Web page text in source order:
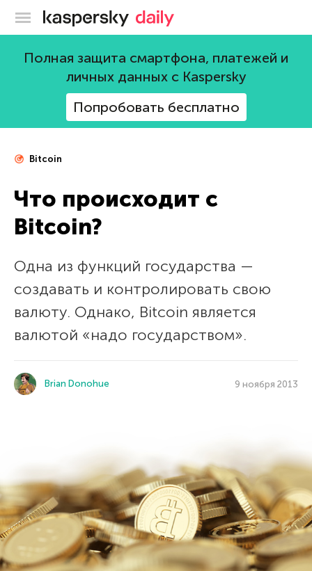
Блог Касперского
Полная защита смартфона, платежей и
личных данных с Kaspersky
Попробовать бесплатно
Bitcoin
Что происходит с
Bitcoin?
Одна из функций государства —
создавать и контролировать свою
валюту. Однако, Bitcoin является
валютой «надо государством».
Brian Donohue 9 ноября 2013